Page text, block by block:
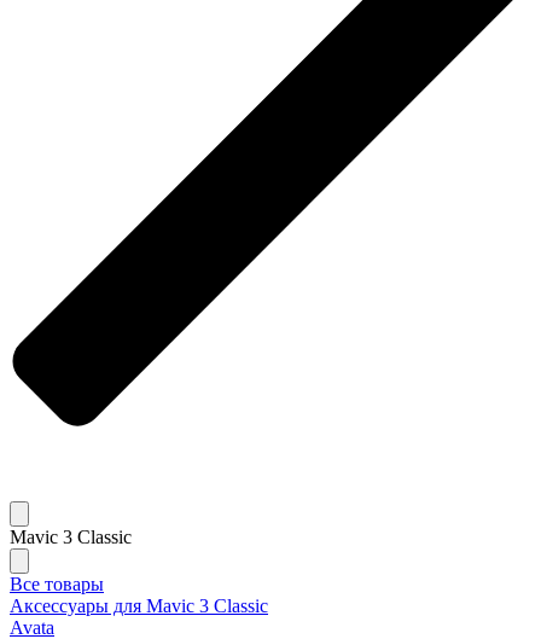
Mavic 3 Classic
Все товары
Аксессуары для Mavic 3 Classic
Avata